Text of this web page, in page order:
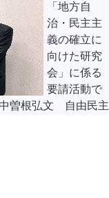
「地方自
治・民主主
義の確立に
向けた研究
会」に係る
要請活動で
曽根弘文 自由民主